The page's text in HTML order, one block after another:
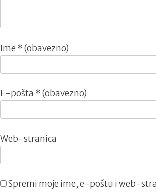
Ime * (obavezno)
E-pošta * (obavezno)
Web-stranica
Spremi moje ime, e-poštu i web-